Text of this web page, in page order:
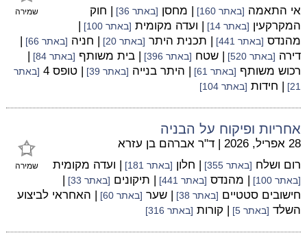
שמירה
אי התאמה [באתר 160] | מחסן [באתר 36]
| חוק
המקרקעין [באתר 14] | ועדה מקומית [באתר 100]
|
מהנדס [באתר 441] | תכנית היתר [באתר 20] | חניה [באתר 66]
|
דירה [באתר 520] | שטח [באתר 396] | בית משותף [באתר 84]
|
רכוש משותף [באתר 61] | היתר בנייה [באתר 39] | טופס 4
[באתר
21]
| חידות [באתר 104]
אחריות ופיקוח על הבניה
שמירה
28 אפריל, 2026 | ד"ר אברהם בן עזרא
רום ושלח [באתר 355] | חלון [באתר 181] | ועדה מקומית
[באתר 100] | מהנדס [באתר 441] | תיקונים [באתר 33]
|
חישובים סטטיים [באתר 38] | שער [באתר 60]
| האחראי לביצוע
השלד [באתר 5] | קורות [באתר 316]